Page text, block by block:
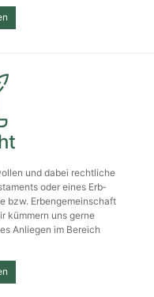
und dabei rechtliche
oder eines Erb­
bzw. Erben­gemein­schaft
kümmern uns gerne
Anliegen im Bereich